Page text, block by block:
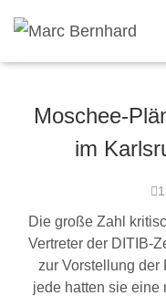
Moschee-
im
Die große Zahl
Vertreter der DITIB-
zur Vorstellung
jede hatten sie eine